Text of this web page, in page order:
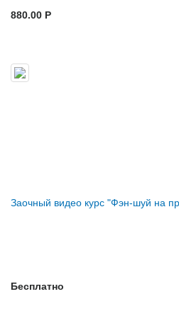
880.00 P
Заочный видео курс "Фэн-шуй на
Бесплатно